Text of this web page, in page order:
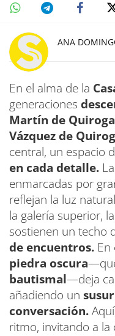
ANA
En el alma de la
generaciones
Martín de
Vázquez de
central, un espacio
en cada detalle.
enmarcadas por
reflejan la luz
la galería superior,
sostienen un techo
de encuentros.
piedra oscura
bautismal—deja
añadiendo un
conversación.
ritmo, invitando a la